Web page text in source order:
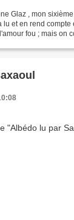
Glaz , mon
et en rend compte
fou ; mais on